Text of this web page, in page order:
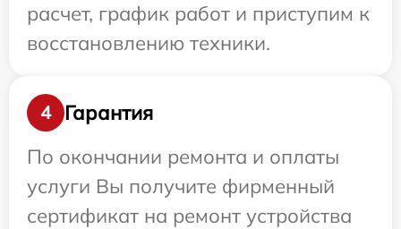
расчет, график работ и приступим к
восстановлению техники.
4
Гарантия
По окончании ремонта и оплаты
услуги Вы получите фирменный
сертификат на ремонт устройства